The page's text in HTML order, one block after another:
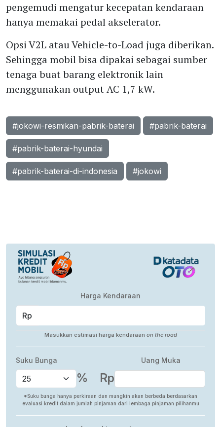
pengemudi mengatur kecepatan kendaraan
hanya memakai pedal akselerator.
Opsi V2L atau Vehicle-to-Load juga diberikan.
Sehingga mobil bisa dipakai sebagai sumber
tenaga buat barang elektronik lain
menggunakan output AC 1,7 kW.
#jokowi-resmikan-pabrik-baterai #pabrik-baterai
#pabrik-baterai-hyundai
#pabrik-baterai-di-indonesia #jokowi